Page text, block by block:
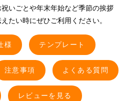
いごとや年末年始など季節の挨拶
たい時にぜひご利用ください。
様 テンプレート
注意事項 よくある質問